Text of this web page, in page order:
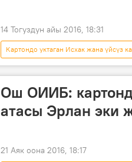
14 Тогуздун айы 2016, 18:31
Картондо уктаган Исхак жана үйсүз
Кара-Суу району
жөлөк пул
Ош ОИИБ:
атасы Эрлан эки
21 Аяк оона 2016, 18:17